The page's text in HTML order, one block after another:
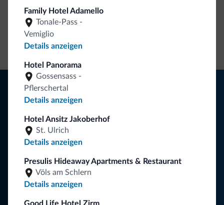
Family Hotel Adamello
Tonale-Pass -
Vemiglio
Details anzeigen
Hotel Panorama
Gossensass -
Pflerschertal
Details anzeigen
Hotel Ansitz Jakoberhof
St. Ulrich
Details anzeigen
Presulis Hideaway Apartments & Restaurant
Völs am Schlern
Details anzeigen
Direkter
Kontakt
Vorteilhafte
Tipps aus den Dolomiten
Sie erhalten Informationen, exklusive Angebote und
Neuigkeiten für Ihren Urlaub in den Dolomiten.
NEWSLETTER ABONNIEREN